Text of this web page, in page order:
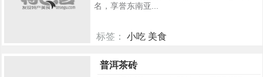
名，享誉东南亚...
标签： 小吃 美食
普洱茶砖